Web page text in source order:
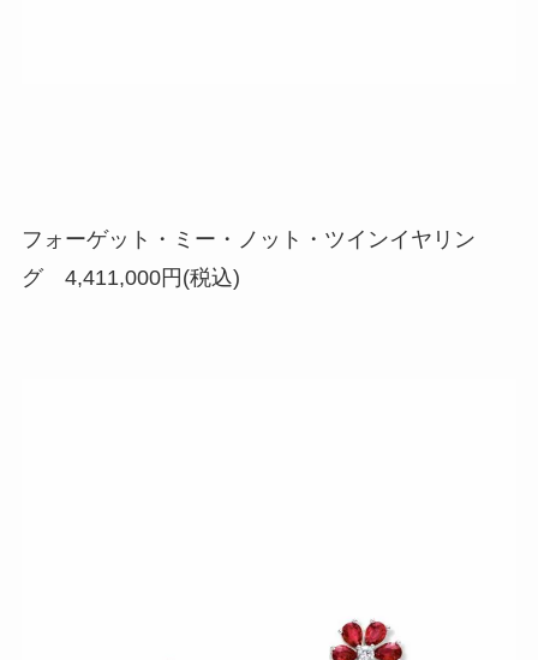
フォーゲット・ミー・ノット・ツインイヤリン
グ 4,411,000円(税込)